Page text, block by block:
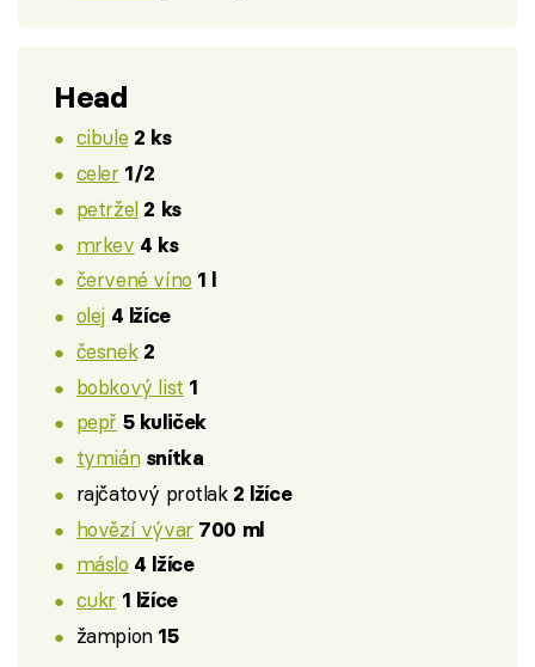
Head
cibule 2 ks
celer 1/2
petržel 2 ks
mrkev 4 ks
červené víno 1 l
olej 4 lžíce
česnek 2
bobkový list 1
pepř 5 kuliček
tymián snítka
rajčatový protlak 2 lžíce
hovězí vývar 700 ml
máslo 4 lžíce
cukr 1 lžíce
žampion 15